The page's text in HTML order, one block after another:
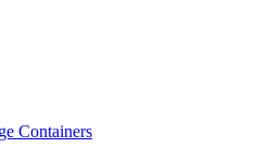
Containers